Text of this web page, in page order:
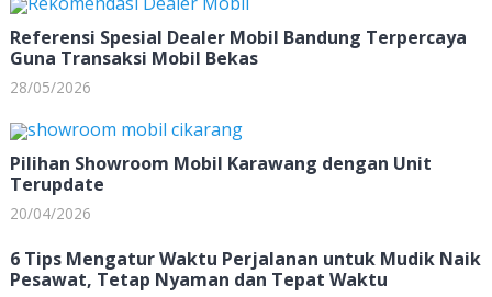
Referensi Spesial Dealer Mobil Bandung Terpercaya
Guna Transaksi Mobil Bekas
28/05/2026
Pilihan Showroom Mobil Karawang dengan Unit
Terupdate
20/04/2026
6 Tips Mengatur Waktu Perjalanan untuk Mudik Naik
Pesawat, Tetap Nyaman dan Tepat Waktu